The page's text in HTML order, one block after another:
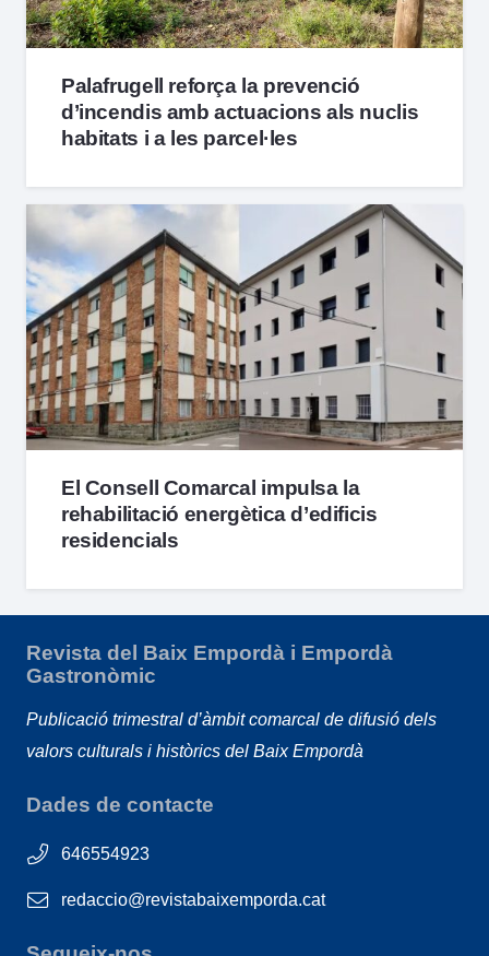
Palafrugell reforça la prevenció
d’incendis amb actuacions als nuclis
habitats i a les parcel·les
El Consell Comarcal impulsa la
rehabilitació energètica d’edificis
residencials
Revista del Baix Empordà i Empordà
Gastronòmic
Publicació trimestral d’àmbit comarcal de difusió dels
valors culturals i històrics del Baix Empordà
Dades de contacte
646554923
redaccio@revistabaixemporda.cat